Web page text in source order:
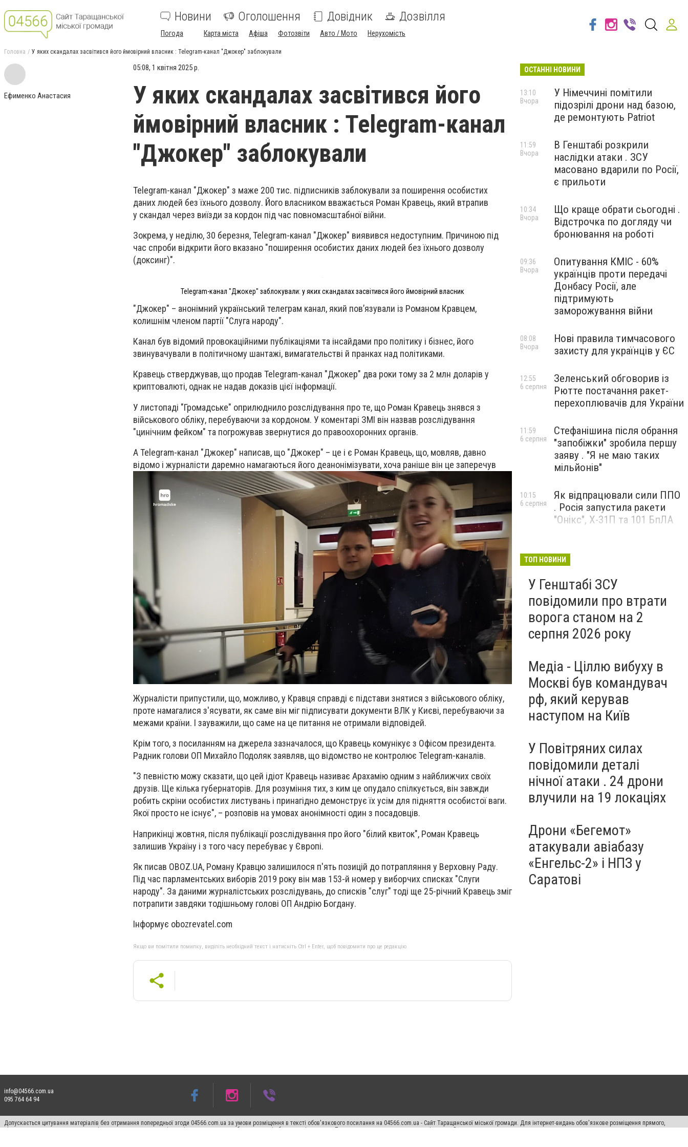
Новини Оголошення Довідник Дозвілля
Погода Карта міста Афіша Фотозвіти Авто / Мото Нерухомість
Головна У яких скандалах засвітився його ймовірний власник : Telegram-канал "Джокер" заблокували
Ефименко Анастасия
05:08, 1 квітня 2025 р.
У яких скандалах засвітився його
ймовірний власник : Telegram-канал
"Джокер" заблокували
Telegram-канал "Джокер" з маже 200 тис. підписників заблокували за поширення особистих
даних людей без їхнього дозволу. Його власником вважається Роман Кравець, який втрапив
у скандал через виїзди за кордон під час повномасштабної війни.
Зокрема, у неділю, 30 березня, Telegram-канал "Джокер" виявився недоступним. Причиною під
час спроби відкрити його вказано "поширення особистих даних людей без їхнього дозволу
(доксинг)".
Telegram-канал "Джокер" заблокували: у яких скандалах засвітився його ймовірний власник
"Джокер" – анонімний український телеграм канал, який пов’язували із Романом Кравцем,
колишнім членом партії "Слуга народу".
Канал був відомий провокаційними публікаціями та інсайдами про політику і бізнес, його
звинувачували в політичному шантажі, вимагательстві й пранках над політиками.
Кравець стверджував, що продав Telegram-канал "Джокер" два роки тому за 2 млн доларів у
криптовалюті, однак не надав доказів цієї інформації.
У листопаді "Громадське" оприлюднило розслідування про те, що Роман Кравець знявся з
військового обліку, перебуваючи за кордоном. У коментарі ЗМІ він назвав розслідування
"цинічним фейком" та погрожував звернутися до правоохоронних органів.
А Telegram-канал "Джокер" написав, що "Джокер" – це і є Роман Кравець, що, мовляв, давно
відомо і журналісти даремно намагаються його деанонімізувати, хоча раніше він це заперечув
Журналісти припустили, що, можливо, у Кравця справді є підстави знятися з військового обліку,
проте намагалися з'ясувати, як саме він міг підписувати документи ВЛК у Києві, перебуваючи за
межами країни. І зауважили, що саме на це питання не отримали відповідей.
Крім того, з посиланням на джерела зазначалося, що Кравець комунікує з Офісом президента.
Радник голови ОП Михайло Подоляк заявляв, що відомство не контролює Telegram-каналів.
"З певністю можу сказати, що цей ідіот Кравець називає Арахамію одним з найближчих своїх
друзів. Ще кілька губернаторів. Для розуміння тих, з ким це опудало спілкується, він завжди
робить скріни особистих листувань і принагідно демонструє їх усім для підняття особистої ваги.
Якої просто не існує", – розповів на умовах анонімності один з посадовців.
Наприкінці жовтня, після публікації розслідування про його "білий квиток", Роман Кравець
залишив Україну і з того часу перебуває у Європі.
Як писав OBOZ.UA, Роману Кравцю залишилося п'ять позицій до потрапляння у Верховну Раду.
Під час парламентських виборів 2019 року він мав 153-й номер у виборчих списках "Слуги
народу". За даними журналістських розслідувань, до списків "слуг" тоді ще 25-річний Кравець зміг
потрапити завдяки тодішньому голові ОП Андрію Богдану.
Інформує obozrevatel.com
Якщо ви помітили помилку, виділіть необхідний текст і натисніть Ctrl + Enter, щоб повідомити про це редакцію
ОСТАННІ НОВИНИ
У Німеччині помітили
підозрілі дрони над базою,
де ремонтують Patriot
13:10
Вчора
В Генштабі розкрили
наслідки атаки . ЗСУ
масовано вдарили по Росії,
є прильоти
11:59
Вчора
Що краще обрати сьогодні .
Відстрочка по догляду чи
бронювання на роботі
10:34
Вчора
Опитування КМІС - 60%
українців проти передачі
Донбасу Росії, але
підтримують
заморожування війни
09:36
Вчора
Нові правила тимчасового
захисту для українців у ЄС
08:08
Вчора
Зеленський обговорив із
Рютте постачання ракет-
перехоплювачів для України
12:55
6 серпня
Стефанішина після обрання
"запобіжки" зробила першу
заяву . "Я не маю таких
мільйонів"
11:59
6 серпня
Як відпрацювали сили ППО
. Росія запустила ракети
"Онікс", Х-31П та 101 БпЛА
10:15
6 серпня
ТОП НОВИНИ
У Генштабі ЗСУ
повідомили про втрати
ворога станом на 2
серпня 2026 року
Медіа - Ціллю вибуху в
Москві був командувач
рф, який керував
наступом на Київ
У Повітряних силах
повідомили деталі
нічної атаки . 24 дрони
влучили на 19 локаціях
Дрони «Бегемот»
атакували авіабазу
«Енгельс-2» і НПЗ у
Саратові
info@04566.com.ua
095 764 64 94
Допускається цитування матеріалів без отримання попередньої згоди 04566.com.ua за умови розміщення в тексті обов'язкового посилання на 04566.com.ua - Cайт Таращанської міської громади. Для інтернет-видань обов'язкове розміщення прямого,
відкритого для пошукових систем гіперпосилання на цитовані статті не нижче другого абзацу в тексті або в якості джерела. Порушення виняткових прав переслідується Законом.